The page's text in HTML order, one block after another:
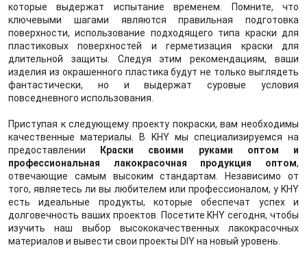
которые выдержат испытание временем. Помните, что
ключевыми шагами являются правильная подготовка
поверхности, использование подходящего типа краски для
пластиковых поверхностей и герметизация краски для
длительной защиты. Следуя этим рекомендациям, ваши
изделия из окрашенного пластика будут не только выглядеть
фантастически, но и выдержат суровые условия
повседневного использования.
Приступая к следующему проекту покраски, вам необходимы
качественные материалы. В KHY мы специализируемся на
предоставлении
Краски своими руками оптом и
профессиональная лакокрасочная продукция оптом,
отвечающие самым высоким стандартам. Независимо от
того, являетесь ли вы любителем или профессионалом, у KHY
есть идеальные продукты, которые обеспечат успех и
долговечность ваших проектов. Посетите KHY сегодня, чтобы
изучить наш выбор высококачественных лакокрасочных
материалов и вывести свои проекты DIY на новый уровень.